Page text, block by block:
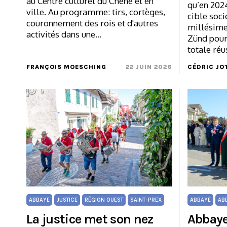
ville. Au programme: tirs, cortèges,
couronnement des rois et d'autres
activités dans une…
FRANÇOIS MOESCHING 22 JUIN 2026
qu’en
cible
Zünd
totale
CÉDRIC
ABBAYE JUSTICE RÉGION OUEST SAINT-PREX
La justice met son nez
ABBAYE